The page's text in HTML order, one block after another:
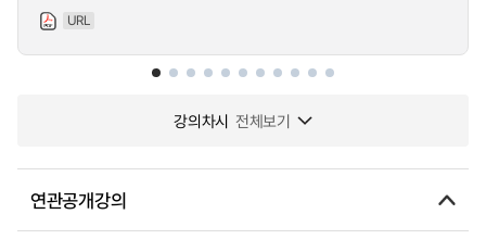
URL
강의차시 전체보기
연관공개강의